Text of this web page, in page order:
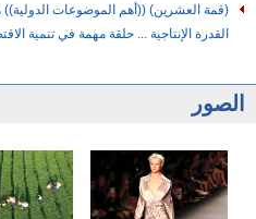
(قمة العشرين) ((أهم الموضوعات
القدرة الإنتاجية ... حلقة مهمة في تنمية
الصور